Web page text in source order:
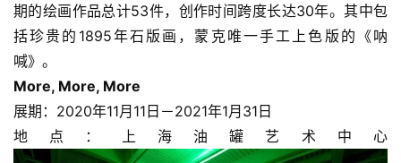
期的绘画作品总计53件，创作时间跨度长达30年。其中包
括珍贵的1895年石版画，蒙克唯一手工上色版的《呐
喊》。
More, More, More
展期：2020年11月11日－2021年1月31日
地点：上海油罐艺术中心